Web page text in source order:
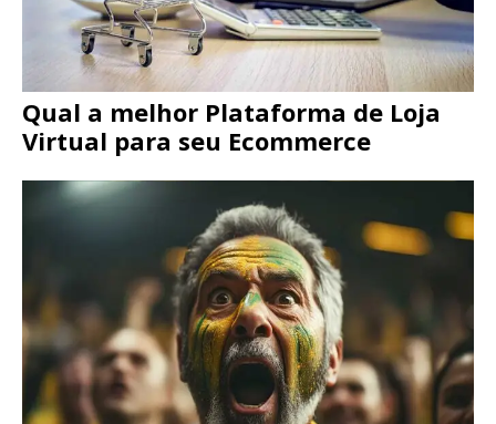
Qual a melhor Plataforma de Loja
Virtual para seu Ecommerce